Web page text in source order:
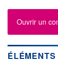
Ouvrir un